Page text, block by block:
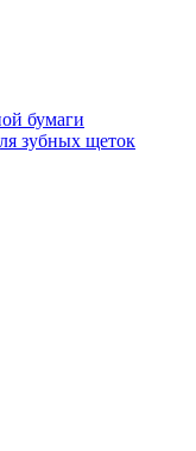
бумаги
зубных щеток